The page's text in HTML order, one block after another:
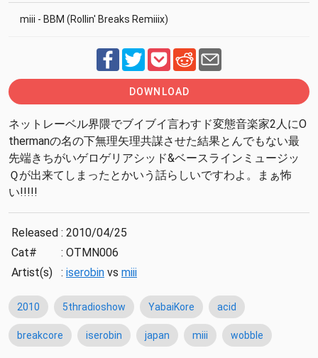
miii - BBM (Rollin' Breaks Remiiix)
DOWNLOAD
ネットレーベル界隈でブイブイ言わすド変態音楽家2人にO
thermanの名の下無理矢理共謀させた結果とんでもない最
先端きちがいゲロゲリアシッド&ベースラインミュージッ
Ｑが出来てしまったとかいう話らしいですわよ。まぁ怖
い!!!!!
Released : 2010/04/25
Cat#
: OTMN006
Artist(s)
: iserobin vs miii
2010 5thradioshow YabaiKore acid
breakcore iserobin japan miii wobble